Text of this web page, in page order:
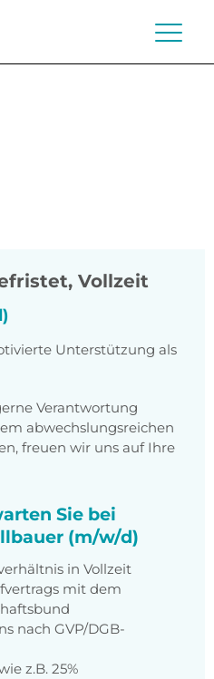
Vollzeit
Unterstützung als
Verantwortung
abwechslungsreichen
freuen wir uns auf Ihre
Sie bei
(m/w/d)
in Vollzeit
mit dem
nach GVP/DGB-
z.B. 25%